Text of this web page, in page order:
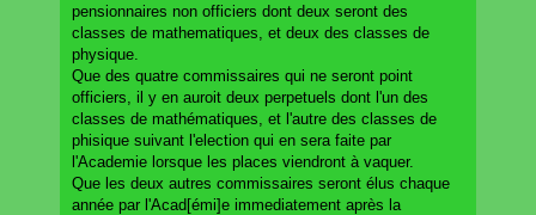
pensionnaires non officiers dont deux seront des
classes de mathematiques, et deux des classes de
physique.
Que des quatre commissaires qui ne seront point
officiers, il y en auroit deux perpetuels dont l'un des
classes de mathématiques, et l'autre des classes de
phisique suivant l'election qui en sera faite par
l'Academie lorsque les places viendront à vaquer.
Que les deux autres commissaires seront élus chaque
année par l'Acad[émi]e immediatement après la